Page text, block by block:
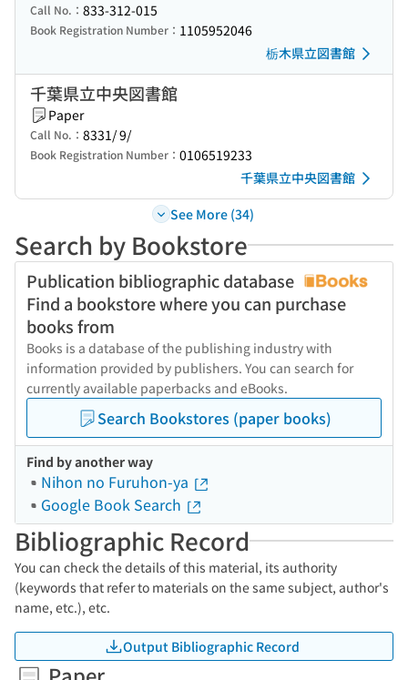
Call No.： 833-312-015
Book Registration Number： 1105952046
栃木県立図書館
千葉県立中央図書館
Paper
Call No.： 8331/ 9/
Book Registration Number： 0106519233
千葉県立中央図書館
See More (34)
Search by Bookstore
Publication bibliographic database
Find a bookstore where you can purchase
books from
Books is a database of the publishing industry with
information provided by publishers. You can search for
currently available paperbacks and eBooks.
Search Bookstores (paper books)
Find by another way
Nihon no Furuhon-ya
Google Book Search
Bibliographic Record
You can check the details of this material, its authority
(keywords that refer to materials on the same subject, author's
name, etc.), etc.
Output Bibliographic Record